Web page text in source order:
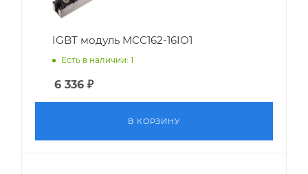
IGBT модуль MCC162-16IO1
Есть в наличии: 1
6 336 ₽
В КОРЗИНУ